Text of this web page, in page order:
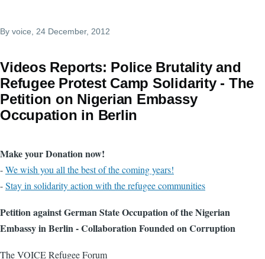
By voice , 24 December, 2012
Videos Reports: Police Brutality and
Refugee Protest Camp Solidarity - The
Petition on Nigerian Embassy
Occupation in Berlin
Make your Donation now!
-We wish you all the best of the coming years!
-Stay in solidarity action with the refugee communities
Petition against German State Occupation of the Nigerian
Embassy in Berlin - Collaboration Founded on Corruption
The VOICE Refugee Forum